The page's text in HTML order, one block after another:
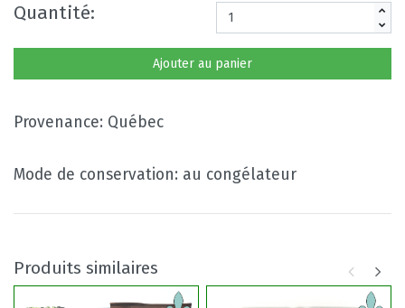
Quantité:
Ajouter au panier
Provenance: Québec
Mode de conservation: au congélateur
Produits similaires